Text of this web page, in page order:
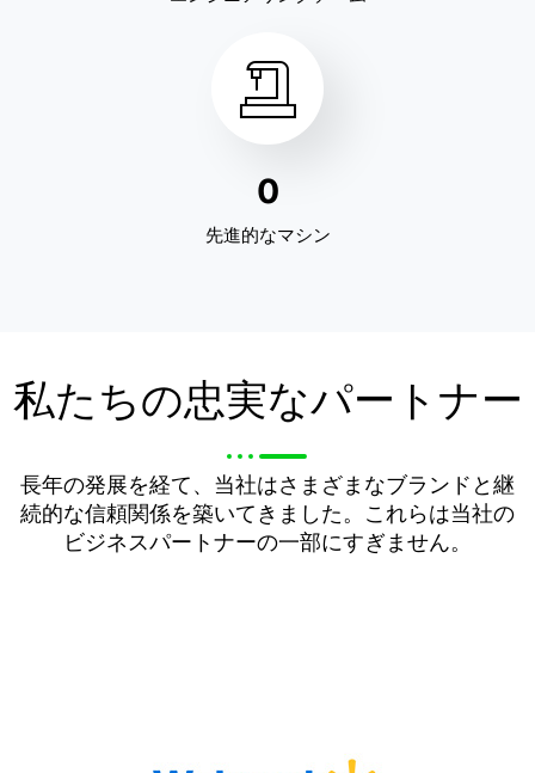
0
先進的なマシン
私たちの忠実なパートナー
長年の発展を経て、当社はさまざまなブランドと継
続的な信頼関係を築いてきました。これらは当社の
ビジネスパートナーの一部にすぎません。